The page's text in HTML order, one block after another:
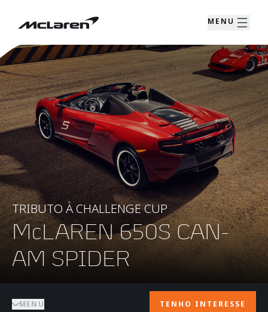
MENU
TRIBUTO À CHALLENGE CUP
McLAREN 650S CAN-
AM SPIDER
MENU TENHO INTERESSE